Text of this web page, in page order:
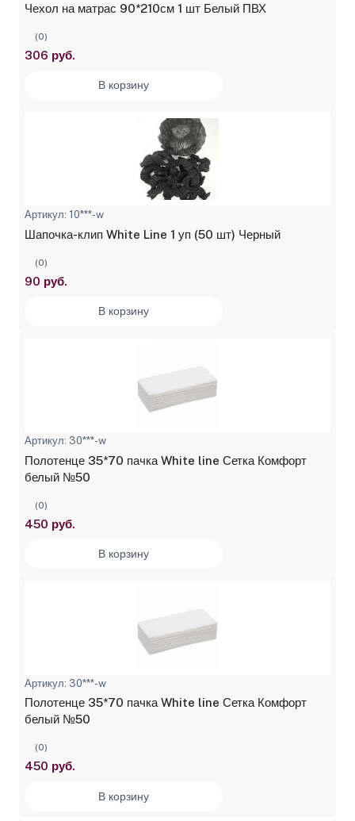
Чехол на матрас 90*210см 1 шт Белый ПВХ
(0)
306 руб.
В корзину
Артикул: 10***-w
Шапочка-клип White Line 1 уп (50 шт) Черный
(0)
90 руб.
В корзину
Артикул: 30***-w
Полотенце 35*70 пачка White line Сетка Комфорт
белый №50
(0)
450 руб.
В корзину
Артикул: 30***-w
Полотенце 35*70 пачка White line Сетка Комфорт
белый №50
(0)
450 руб.
В корзину